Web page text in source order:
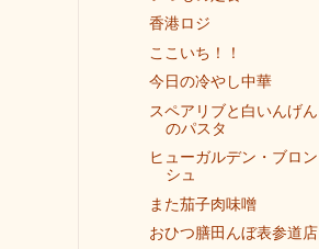
香港ロジ
ここいち！！
今日の冷やし中華
スペアリブと白いんげん
のパスタ
ヒューガルデン・ブロン
シュ
また茄子肉味噌
おひつ膳田んぼ表参道店